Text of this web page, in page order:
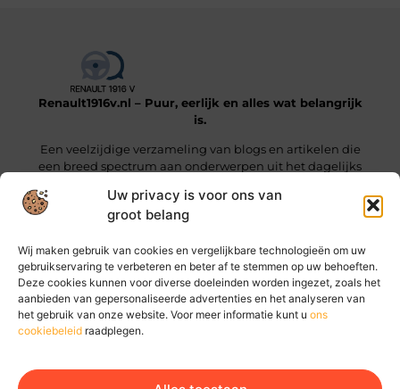
Uw privacy is voor ons van
groot belang
Wij maken gebruik van cookies en vergelijkbare technologieën om uw
gebruikservaring te verbeteren en beter af te stemmen op uw behoeften.
Deze cookies kunnen voor diverse doeleinden worden ingezet, zoals het
aanbieden van gepersonaliseerde advertenties en het analyseren van
het gebruik van onze website. Voor meer informatie kunt u ons
cookiebeleid raadplegen.
Renault1916v.nl – Puur, eerlijk en alles wat belangrijk
is.
Een veelzijdige verzameling van blogs en artikelen die
een breed spectrum aan onderwerpen uit het dagelijks
Onze informatie
Bericht categorie